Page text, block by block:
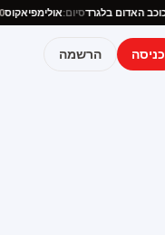
הכוכב האדום בלגרדסיום:
כניסה הרשמה